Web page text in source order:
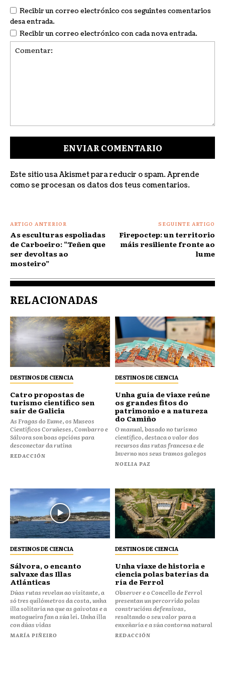
Recibir un correo electrónico cos seguintes comentarios
desa entrada.
Recibir un correo electrónico con cada nova entrada.
Este sitio usa Akismet para reducir o spam. Aprende
como se procesan os datos dos teus comentarios.
ARTIGO ANTERIOR
As esculturas espoliadas
de Carboeiro: “Teñen que
ser devoltas ao
mosteiro”
SEGUINTE ARTIGO
Firepoctep: un territorio
máis resiliente fronte ao
lume
RELACIONADAS
DESTINOS DE CIENCIA
Catro propostas de
turismo científico sen
saír de Galicia
As Fragas do Eume, os Museos
Científicos Coruñeses, Combarro e
Sálvora son boas opcións para
desconectar da rutina
REDACCIÓN
DESTINOS DE CIENCIA
Unha guía de viaxe reúne
os grandes fitos do
patrimonio e a natureza
do Camiño
O manual, basado no turismo
científico, destaca o valor dos
recursos das rutas francesa e de
Inverno nos seus tramos galegos
NOELIA PAZ
DESTINOS DE CIENCIA
Sálvora, o encanto
salvaxe das Illas
Atlánticas
Dúas rutas revelan ao visitante, a
só tres quilómetros da costa, unha
illa solitaria na que as gaivotas e a
matogueira fan a súa lei. Unha illa
con dúas vidas
MARÍA PIÑEIRO
DESTINOS DE CIENCIA
Unha viaxe de historia e
ciencia polas baterías da
ría de Ferrol
Observer e o Concello de Ferrol
presentan un percorrido polas
construcións defensivas,
resaltando o seu valor para a
enxeñaría e a súa contorna natural
REDACCIÓN